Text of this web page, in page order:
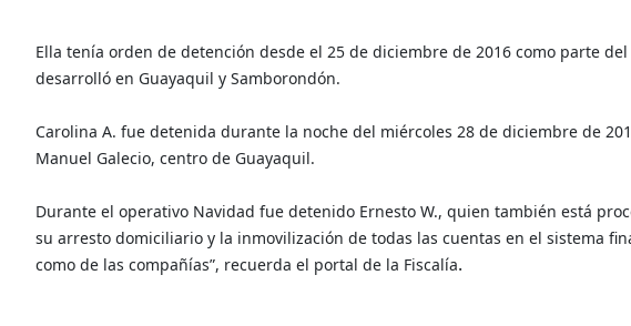
Ella tenía orden de detención desde el 25 de diciembre de 2016 como parte
desarrolló en Guayaquil y Samborondón.
Carolina A. fue detenida durante la noche del miércoles 28 de diciembre de
Manuel Galecio, centro de Guayaquil.
Durante el operativo Navidad fue detenido Ernesto W., quien también está
su arresto domiciliario y la inmovilización de todas las cuentas en el sistema
como de las compañías”, recuerda el portal de la Fiscalía.